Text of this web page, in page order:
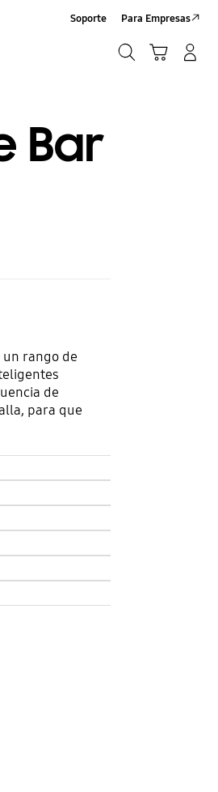
Soporte Para Empresas
Bar
rango de
de
para que